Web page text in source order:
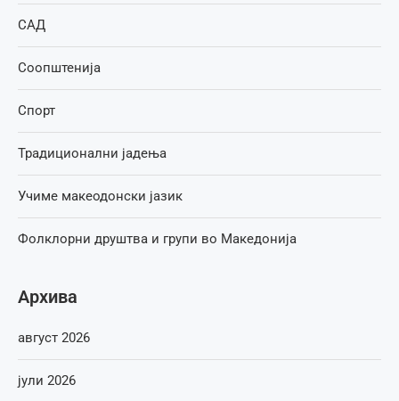
САД
Соопштенија
Спорт
Традиционални јадења
Учиме макеодонски јазик
Фолклорни друштва и групи во Македонија
Архива
август 2026
јули 2026